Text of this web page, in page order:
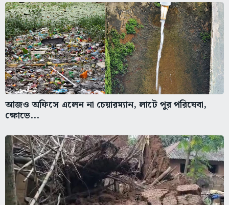
আজও অফিসে এলেন না চেয়ারম্যান, লাটে পুর পরিষেবা,
ক্ষোভে...